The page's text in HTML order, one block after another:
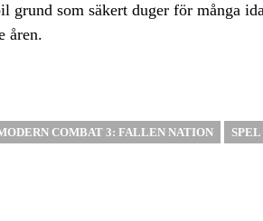
grund som säkert duger för många
åren.
COMBAT 3: FALLEN NATION SPEL